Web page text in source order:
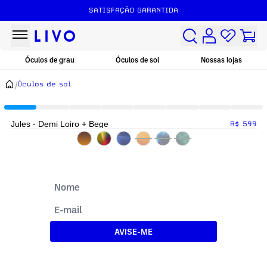
SATISFAÇÃO GARANTIDA
Óculos de grau Óculos de sol Nossas lojas
/Óculos de sol
Jules - Demi Loiro + Bege R$ 599
AVISE-ME